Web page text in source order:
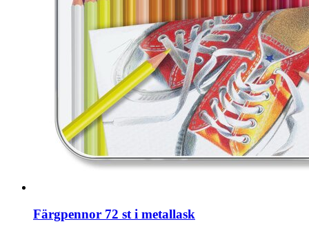
Färgpennor 72 st i metallask